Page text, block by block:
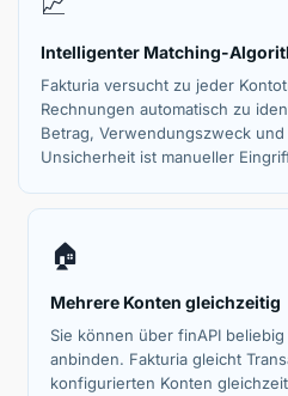
Intelligenter Matching-
Fakturia versucht zu jeder
Rechnungen automatisch zu
Betrag, Verwendungszweck
Unsicherheit ist manueller
🏠
Mehrere Konten gleichzeitig
Sie können über finAPI
anbinden. Fakturia gleicht
konfigurierten Konten